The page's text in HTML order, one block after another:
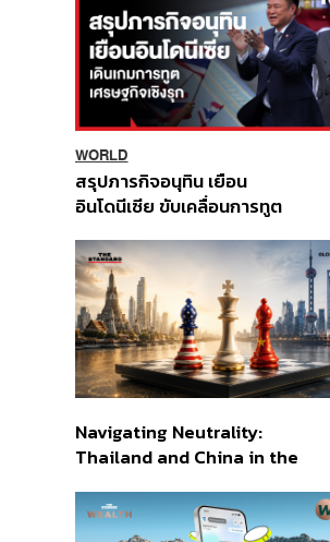
WORLD
สรุปภารกิจอนุทิน เยือน
อินโดนีเซีย ขับเคลื่อนการทูต
ส่วนยุทธศาสตร์ไทย –
อินโดนีเซีย
Navigating Neutrality:
Thailand and China in the
Order